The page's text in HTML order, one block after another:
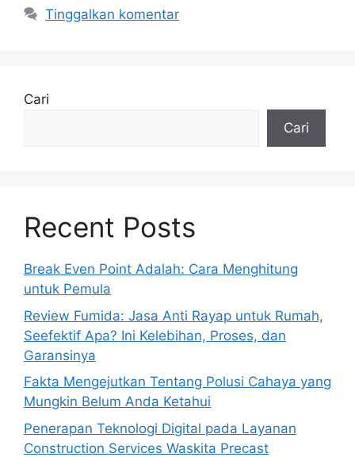
Tinggalkan komentar
Cari
Cari
Recent Posts
Break Even Point Adalah: Cara Menghitung
untuk Pemula
Review Fumida: Jasa Anti Rayap untuk Rumah,
Seefektif Apa? Ini Kelebihan, Proses, dan
Garansinya
Fakta Mengejutkan Tentang Polusi Cahaya yang
Mungkin Belum Anda Ketahui
Penerapan Teknologi Digital pada Layanan
Construction Services Waskita Precast